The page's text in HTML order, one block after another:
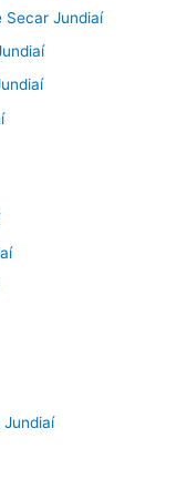
Secar Jundiaí
Jundiaí